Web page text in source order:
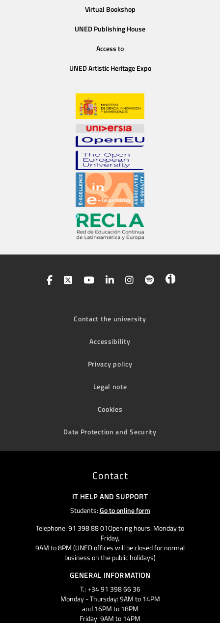
Virtual Bookshop
UNED Publishing House
Access to
UNED Artistic Heritage Expo
Contact the university
Accessibility
Privacy policy
Legal note
Cookies
Data Protection and Security
Contact
IT HELP AND SUPPORT
Students:Go to online form
Telephone: 91 398 88 01Opening hours: Monday to
Friday,
9AM to 8PM (UNED offices will be closed for normal
business on the public holidays)
GENERAL INFORMATION
T.: +34 91 398 66 36
Monday - Thursday: 9AM to 14PM
and 16PM to 18PM
Friday: 9AM to 14PM